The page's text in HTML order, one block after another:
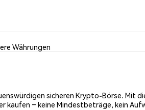
Währungen
sicheren Krypto-Börse. Mit
– keine Mindestbeträge, kein